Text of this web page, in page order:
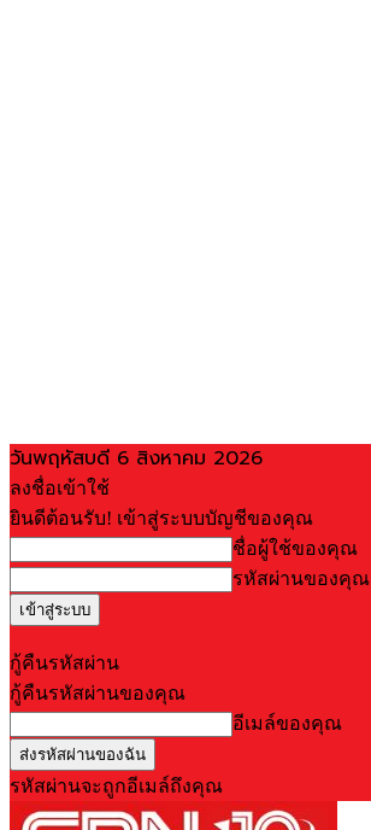
วันพฤหัสบดี 6 สิงหาคม 2026
ลงชื่อเข้าใช้
ยินดีต้อนรับ! เข้าสู่ระบบบัญชีของคุณ
ชื่อผู้ใช้ของคุณ
รหัสผ่านของคุณ
กู้คืนรหัสผ่าน
กู้คืนรหัสผ่านของคุณ
อีเมล์ของคุณ
รหัสผ่านจะถูกอีเมล์ถึงคุณ